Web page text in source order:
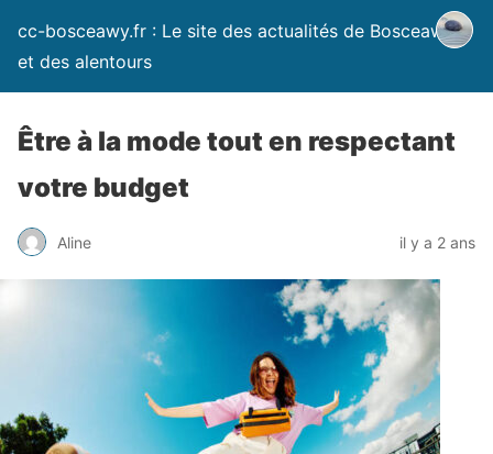
cc-bosceawy.fr : Le site des actualités de Bosceawy
et des alentours
Être à la mode tout en respectant
votre budget
Aline il y a 2 ans